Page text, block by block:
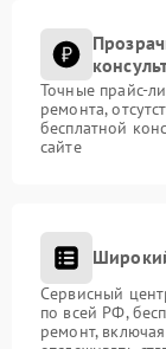
Точные прайс-
ремонта,
бесплатной
сайте
Сервисный
по всей РФ,
ремонт,